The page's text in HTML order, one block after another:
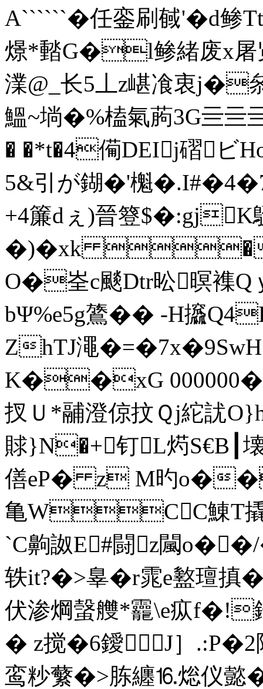
A``````�任銮刷戫'�d
燝*濌G�l鲹緒废x
澲@_长5丄 z嵁飡衷j�
鰮~埫�%榼氣葋3G
� �*t�4僃DEIj磖ビ
5&引が鍸�'櫆
+4簾dぇ)晉簦$�:gjK
�)�xk �z
O�峑c颷Dtr昖暝襍
bΨ%e5g鷟�� -H攨
ZhTJ澠
K��xG
扠Ｕ*鬴澄倞抆Ｑj紽訧
賕}N�+钉L烵S€B┃
僐eP� z M旳o�
亀WCC鯟T
`C齁詉E#闘z闏o��/
轶it?�>辠�r雿e盭璮搷
伏渗焵螜艭*龗\e疭f�!銝`
� z搅�6鑀 J］.:P�2
鸾粆蘩�>胨纏⒗焧仪懿